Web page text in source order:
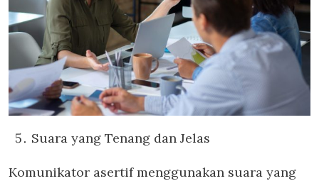
Suara yang Tenang dan Jelas
Komunikator asertif menggunakan suara yang